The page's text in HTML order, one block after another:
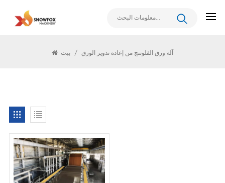
/ آلة ورق الفلوتنج من إعادة تدوير الورق